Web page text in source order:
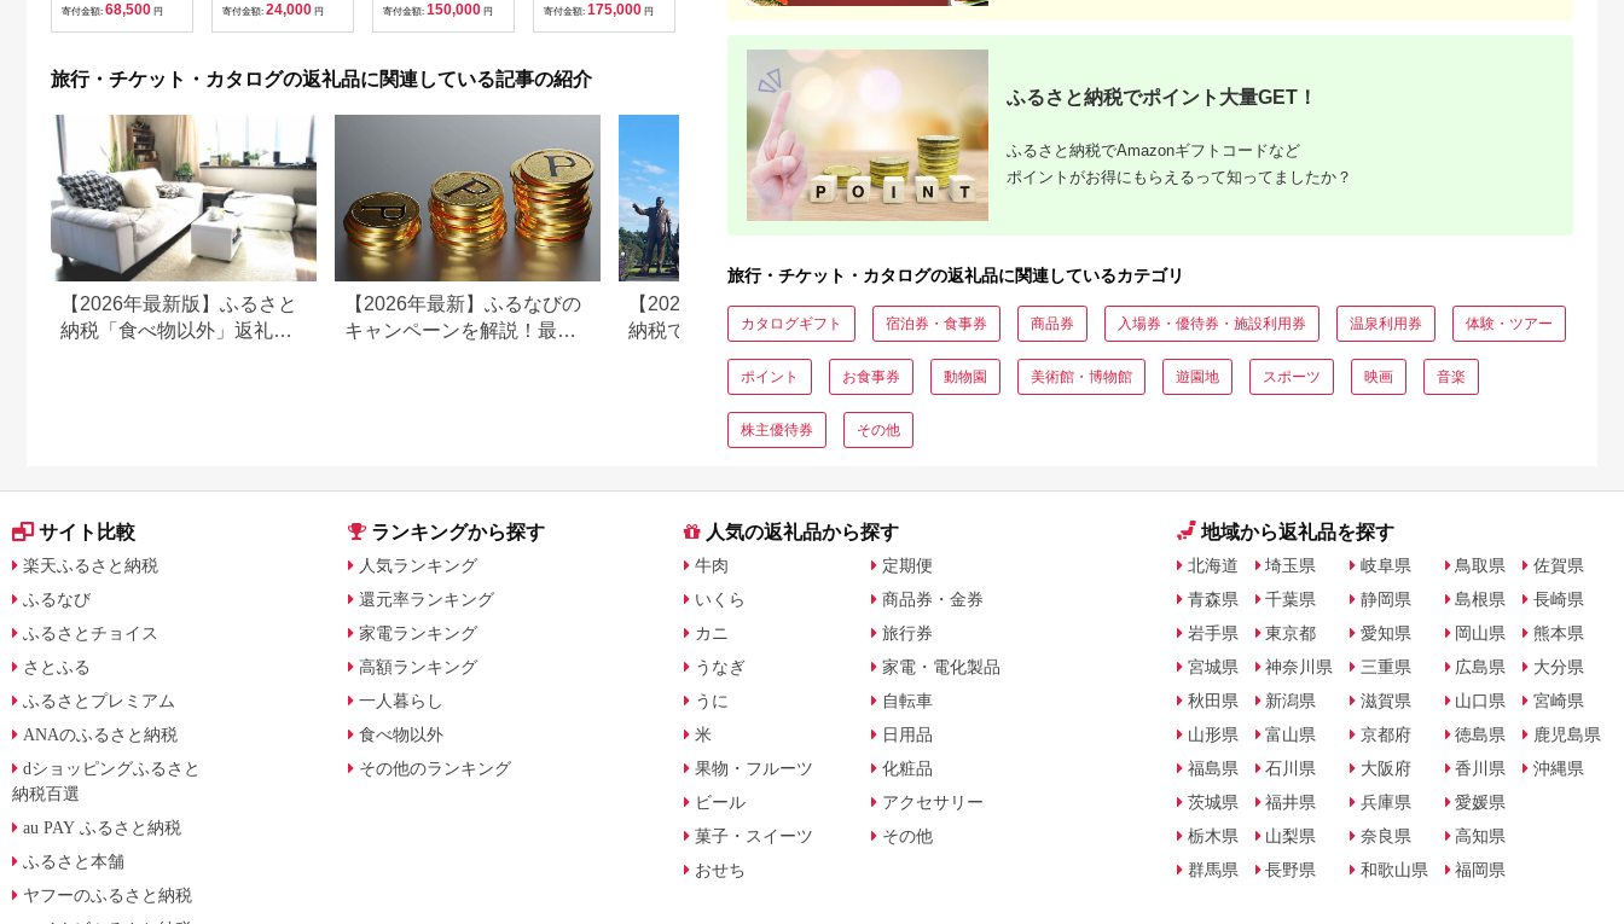
福岡県 岡垣町
寄付金額: 68,500 円 寄付金額: 24,000 円
群馬県 首都圏 F20E-
寄付金額: 150,000 円
列車 サービス 子供 子
寄付金額: 175,000 円 500,000
分:GAタイプ)
30,000
おかず 有名地元店 こ
だわり 大磯グルメ 】
旅行・チケット・カタログの返礼品に関連している記事の紹介
【2026年最新版】ふるさと
納税「食べ物以外」返礼品
【2026年最新】ふるなびの
キャンペーンを解説！最大
【2026年最新版】ふるさと
納税でディズニー返礼品は
もらえる？ホテル・チケッ
ト・公式グッズを徹底解説
ふるさと納税、年収いくら
で30万円寄付できる？おす
すめ返礼品も紹介
ふるさと納税でポイント大量GET！
ふるさと納税でAmazonギフトコードなど
ポイントがお得にもらえるって知ってましたか？
旅行・チケット・カタログの返礼品に関連しているカテゴリ
カタログギフト 宿泊券・食事券 商品券 入場券・優待券・施設利用券 温泉利用券 体験・ツアー
ポイント お食事券 動物園 美術館・博物館 遊園地 スポーツ 映画 音楽
株主優待券 その他
サイト比較
楽天ふるさと納税
ふるなび
ふるさとチョイス
さとふる
ふるさとプレミアム
ANAのふるさと納税
dショッピングふるさと
納税百選
au PAY ふるさと納税
ふるさと本舗
ヤフーのふるさと納税
ランキングから探す
人気ランキング
還元率ランキング
家電ランキング
高額ランキング
一人暮らし
食べ物以外
その他のランキング
人気の返礼品から探す
牛肉
いくら
カニ
うなぎ
うに
米
果物・フルーツ
ビール
菓子・スイーツ
おせち
定期便
商品券・金券
旅行券
家電・電化製品
自転車
日用品
化粧品
アクセサリー
その他
地域から返礼品を探す
北海道
青森県
岩手県
宮城県
秋田県
山形県
福島県
茨城県
栃木県
群馬県
埼玉県
千葉県
東京都
神奈川県
新潟県
富山県
石川県
福井県
山梨県
長野県
岐阜県
静岡県
愛知県
三重県
滋賀県
京都府
大阪府
兵庫県
奈良県
和歌山県
鳥取県
島根県
岡山県
広島県
山口県
徳島県
香川県
愛媛県
高知県
福岡県
佐賀県
長崎県
熊本県
大分県
宮崎県
鹿児島県
沖縄県